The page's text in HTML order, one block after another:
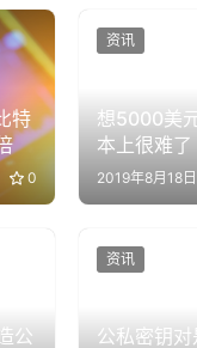
特
0
想5000美
本上很难了
2019年8月18日
资讯
公
公私密钥
资讯